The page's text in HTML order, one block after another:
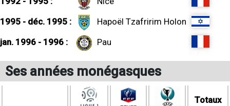
1995 - déc. 1995 :
Hapoël Tzafririm Holon
jan. 1996 - 1996 :
Pau
Ses années monégasques
Totaux